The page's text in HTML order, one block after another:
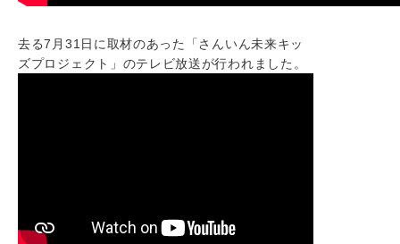
去る7月31日に取材のあった「さんいん未来キッ
ズプロジェクト」のテレビ放送が行われました。